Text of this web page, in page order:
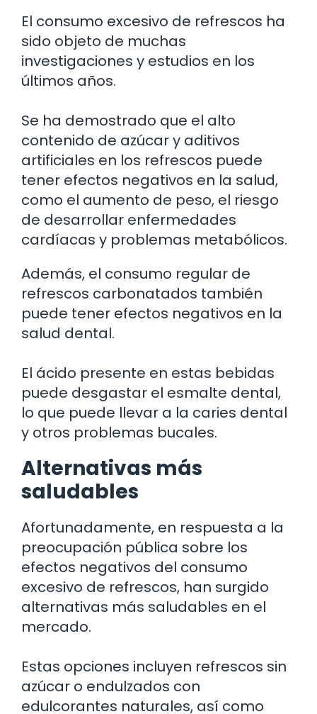
El consumo excesivo de refrescos ha
sido objeto de muchas
investigaciones y estudios en los
últimos años.
Se ha demostrado que el alto
contenido de azúcar y aditivos
artificiales en los refrescos puede
tener efectos negativos en la salud,
como el aumento de peso, el riesgo
de desarrollar enfermedades
cardíacas y problemas metabólicos.
Además, el consumo regular de
refrescos carbonatados también
puede tener efectos negativos en la
salud dental.
El ácido presente en estas bebidas
puede desgastar el esmalte dental,
lo que puede llevar a la caries dental
y otros problemas bucales.
Alternativas más
saludables
Afortunadamente, en respuesta a la
preocupación pública sobre los
efectos negativos del consumo
excesivo de refrescos, han surgido
alternativas más saludables en el
mercado.
Estas opciones incluyen refrescos sin
azúcar o endulzados con
edulcorantes naturales, así como